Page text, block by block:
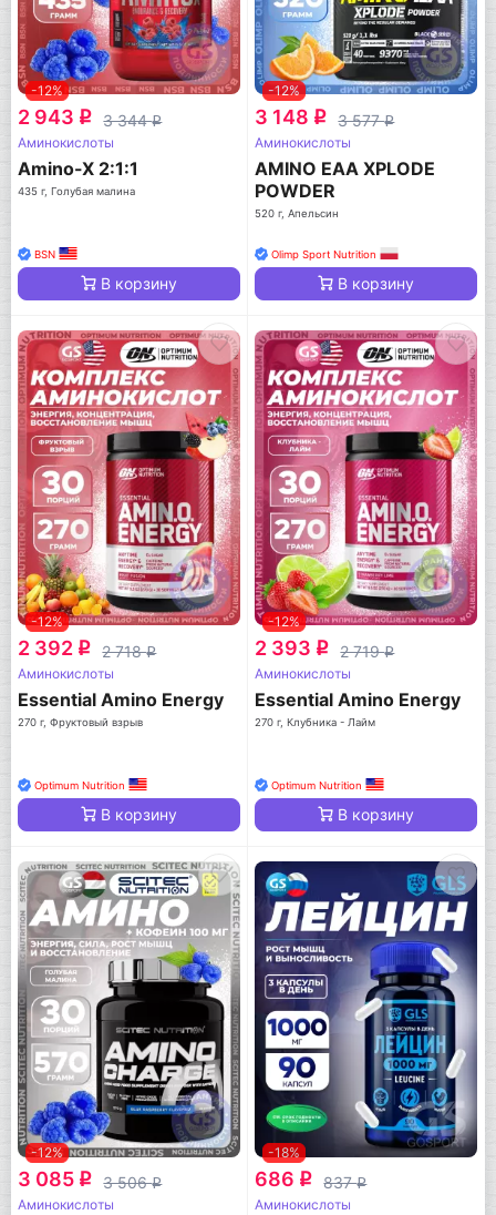
-12%
2 943 q 3 344q
Аминокислоты
Amino-X 2:1:1
435 г, Голубая малина
BSN
В корзину
-12%
3 148 q 3 577q
Аминокислоты
AMINO EAA XPLODE
POWDER
520 г, Апельсин
Olimp Sport Nutrition
В корзину
-12%
2 392 q 2 718q
Аминокислоты
Essential Amino Energy
270 г, Фруктовый взрыв
Optimum Nutrition
В корзину
-12%
2 393 q 2 719q
Аминокислоты
Essential Amino Energy
270 г, Клубника - Лайм
Optimum Nutrition
В корзину
-12%
3 085 q 3 506q
Аминокислоты
-18%
686 q 837q
Аминокислоты